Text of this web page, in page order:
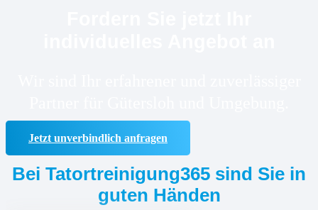
Jetzt unverbindlich anfragen
Bei Tatortreinigung365 sind Sie in
guten Händen